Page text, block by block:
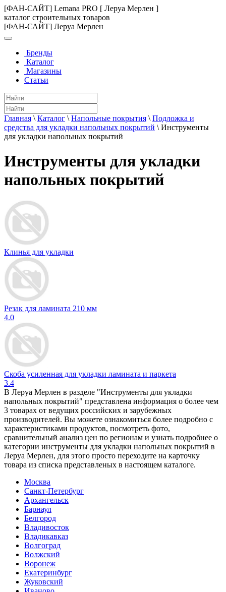
[ФАН-САЙТ] Lemana PRO [ Леруа Мерлен ]
каталог строительных товаров
[ФАН-САЙТ] Леруа Мерлен
Бренды
Каталог
Магазины
Статьи
Главная \ Каталог \ Напольные покрытия \ Подложка и
средства для укладки напольных покрытий \ Инструменты
для укладки напольных покрытий
Инструменты для укладки
напольных покрытий
Клинья для укладки
Резак для ламината 210 мм
4.0
Скоба усиленная для укладки ламината и паркета
3.4
В Леруа Мерлен в разделе "Инструменты для укладки
напольных покрытий" представлена информация о более чем
3 товарах от ведущих российских и зарубежных
производителей. Вы можете ознакомиться более подробно c
характеристиками продуктов, посмотреть фото,
сравнительный анализ цен по регионам и узнать подробнее о
категории инструменты для укладки напольных покрытий в
Леруа Мерлен, для этого просто переходите на карточку
товара из списка представленых в настоящем каталоге.
Москва
Санкт-Петербург
Архангельск
Барнаул
Белгород
Владивосток
Владикавказ
Волгоград
Волжский
Воронеж
Екатеринбург
Жуковский